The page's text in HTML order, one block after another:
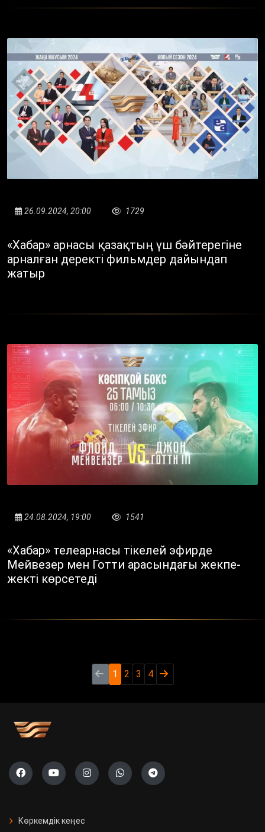
26.09.2024, 20:00 1729
«Хабар» арнасы қазақтың үш бәйтерегіне
арналған деректі фильмдер дайындап
жатыр
24.08.2024, 19:00 1541
«Хабар» телеарнасы тікелей эфирде
Мейвезер мен Готти арасындағы жекпе-
жекті көрсетеді
1 2 3 4
Көркемдік кеңес